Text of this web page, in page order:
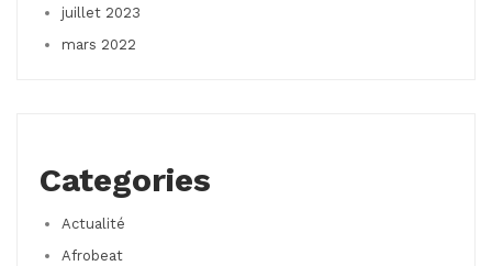
juillet 2023
mars 2022
Categories
Actualité
Afrobeat